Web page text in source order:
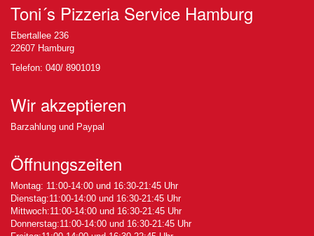
Toni´s Pizzeria Service Hamburg
Ebertallee 236
22607 Hamburg
Telefon: 040/ 8901019
Wir akzeptieren
Barzahlung und Paypal
Öffnungszeiten
Montag: 11:00-14:00 und 16:30-21:45 Uhr
Dienstag:11:00-14:00 und 16:30-21:45 Uhr
Mittwoch:11:00-14:00 und 16:30-21:45 Uhr
Donnerstag:11:00-14:00 und 16:30-21:45 Uhr